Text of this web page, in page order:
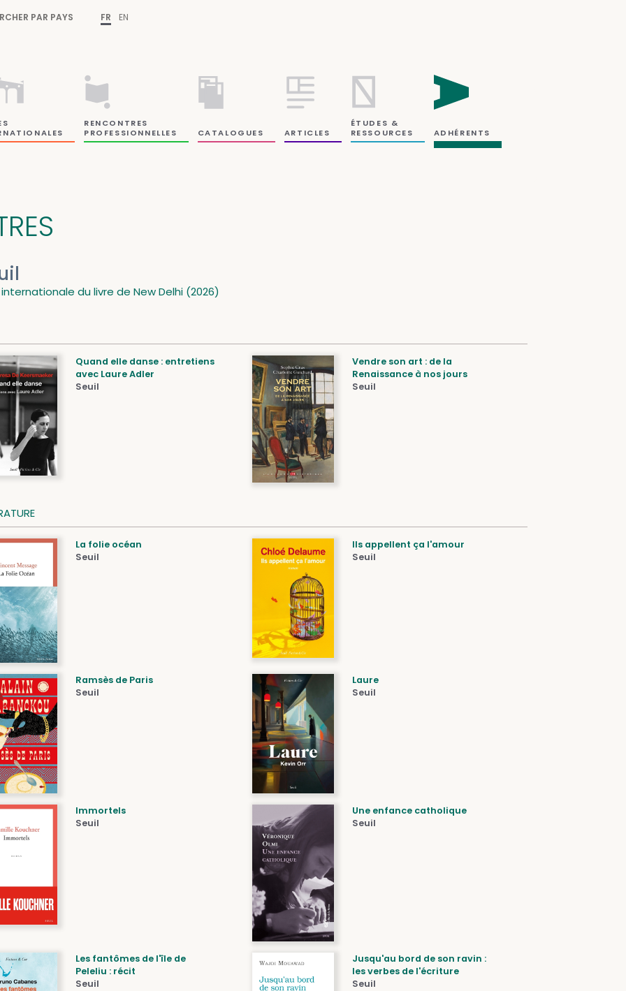
PAR PAYS FR EN
RENCONTRES
PROFESSIONNELLES
CATALOGUES ARTICLES
ÉTUDES &
RESSOURCES
ADHÉRENTS
du livre de New Delhi (2026)
Quand elle danse : entretiens
avec Laure Adler
Seuil
Vendre son art : de la
Renaissance à nos jours
Seuil
La folie océan
Seuil
Ils appellent ça l'amour
Seuil
Ramsès de Paris
Seuil
Laure
Seuil
Immortels
Seuil
Une enfance catholique
Seuil
Les fantômes de l'île de
Peleliu : récit
Seuil
Jusqu'au bord de son ravin :
les verbes de l'écriture
Seuil